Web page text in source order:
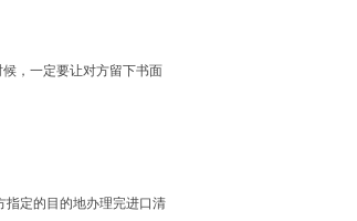
，一定要让对方留下书面
指定的目的地办理完进口清